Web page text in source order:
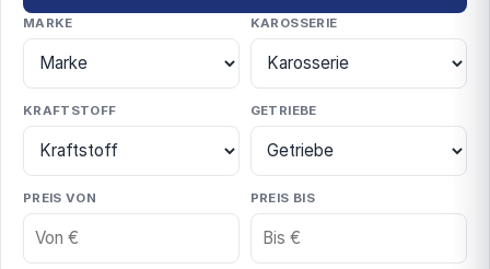
MARKE KAROSSERIE
KRAFTSTOFF GETRIEBE
PREIS VON PREIS BIS